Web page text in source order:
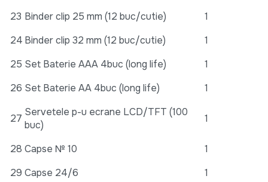
23 Binder clip 25 mm (12 buc/cutie)
1
24 Binder clip 32 mm (12 buc/cutie)
1
25 Set Baterie AAA 4buc (long life)
1
26 Set Baterie AA 4buc (long life) 1
27
Servetele p-u ecrane LCD/TFT (100
buc)
1
28 Capse № 10
1
29 Capse 24/6
1